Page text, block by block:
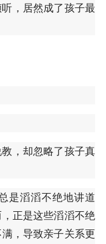
，居然成了孩子最
，却忽略了孩子真
是滔滔不绝地讲道
正是这些滔滔不绝
，导致亲子关系更